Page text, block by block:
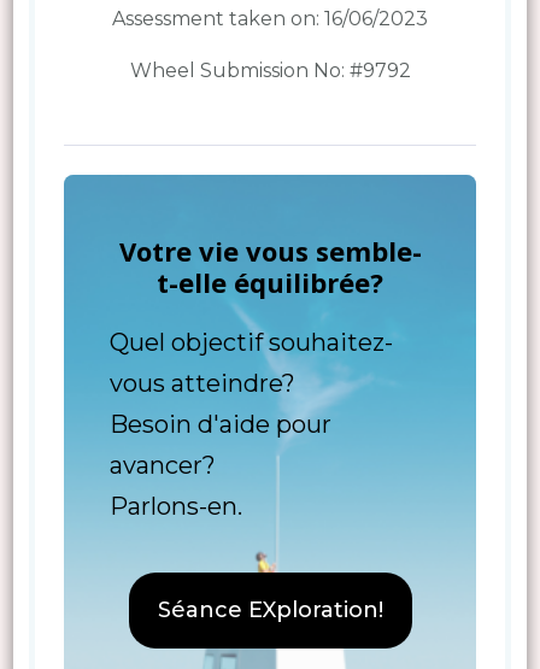
Assessment taken on: 16/06/2023
Wheel Submission No: #9792
Votre vie vous semble-
t-elle équilibrée?
Quel objectif souhaitez-
vous atteindre?
Besoin d'aide pour
avancer?
Parlons-en.
Séance EXploration!